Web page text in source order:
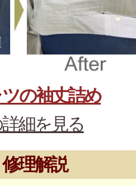
の袖丈詰め
細を見る
理解説